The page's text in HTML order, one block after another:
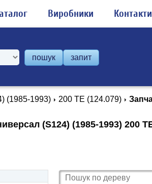
Виробники Контакти
пошук запит
(1985-1993) 200 TE (124.079)
(S124) (1985-1993) 200